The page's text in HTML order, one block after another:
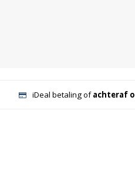
iDeal betaling ofachteraf